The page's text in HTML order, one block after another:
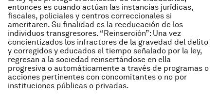
entonces es cuando actúan las instancias jurídicas,
fiscales, policiales y centros correccionales si
ameritaren. Su finalidad es la reeducación de los
individuos transgresores. “Reinserción”: Una vez
concientizados los infractores de la gravedad del delito
y corregidos y educados el tiempo señalado por la ley,
regresan a la sociedad reinsertándose en ella
progresiva o automáticamente a través de programas o
acciones pertinentes con concomitantes o no por
instituciones públicas o privadas.